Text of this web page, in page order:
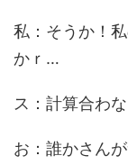
私：そうか！
かｒ…
ス：計算合わ
お：誰かさん